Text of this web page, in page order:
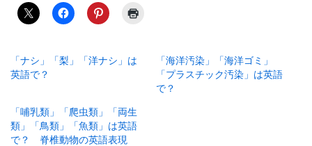
「ナシ」「梨」「洋ナシ」は
英語で？
「海洋汚染」「海洋ゴミ」
「プラスチック汚染」は英語
で？
「哺乳類」「爬虫類」「両生
類」「鳥類」「魚類」は英語
で？ 脊椎動物の英語表現